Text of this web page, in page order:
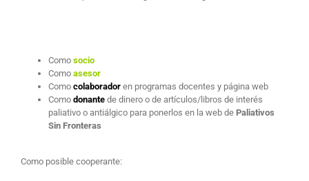
Como socio
Como asesor
Como colaborador en programas docentes y página web
Como donante de dinero o de artículos/libros de interés
paliativo o antiálgico para ponerlos en la web de Paliativos
Sin Fronteras
Como posible cooperante: